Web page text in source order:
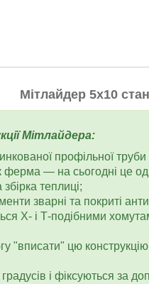
Мітлайдер 5х10
Мітлайдера:
профільної
— на сьогодні це
теплиці;
зварні та покриті
Х- і Т-подібними
"вписати" цю конструкцію
і фіксуються за